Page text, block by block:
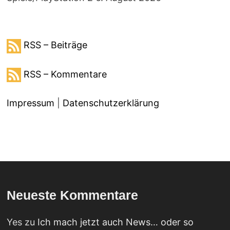
RSS – Beiträge
RSS – Kommentare
Impressum Datenschutzerklärung
Neueste Kommentare
Yeszu Ich mach jetzt auch News… oder so